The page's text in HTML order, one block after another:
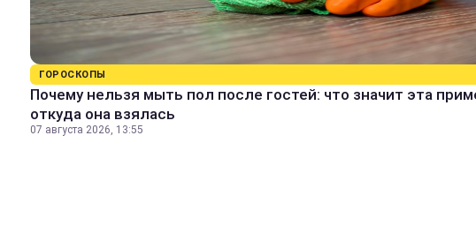
ГОРОСКОПЫ
Почему нельзя мыть пол после гостей: что значит эта
откуда она взялась
07 августа 2026, 13:55